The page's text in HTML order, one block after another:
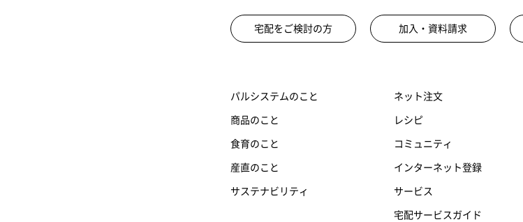
宅配をご検討の方 加入・資料請求
パルシステムのこと
商品のこと
食育のこと
産直のこと
サステナビリティ
ネット注文
レシピ
コミュニティ
インターネット登録
サービス
宅配サービスガイド